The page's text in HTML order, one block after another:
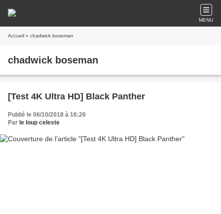
MENU
Accueil » chadwick boseman
chadwick boseman
[Test 4K Ultra HD] Black Panther
Publié le 06/10/2018 à 16:26
Par le loup celeste